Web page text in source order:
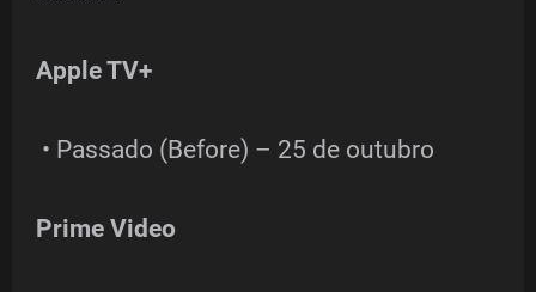
Apple TV+
• Passado (Before) – 25 de outubro
Prime Video